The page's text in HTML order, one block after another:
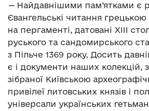
—Найдавнішими пам’ятками є
Євангельські читання
на пергаменті, датовані ХІІІ
руського та сандомирського
з Пільче 1369 року. Досить
є і документи наших колекцій,
зібраної Київською
привілеї литовських князів і
універсали українських